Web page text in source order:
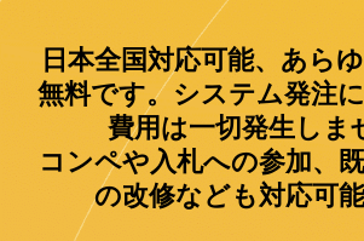
日本全国対応可能、あら
無料です。システム発注
費用は一切発生しま
コンペや入札への参加、
の改修なども対応可能